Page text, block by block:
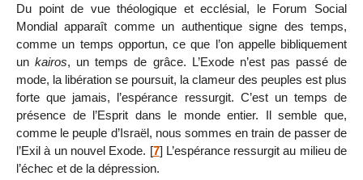
Du point de vue théologique et ecclésial, le Forum Social
Mondial apparaît comme un authentique signe des temps,
comme un temps opportun, ce que l’on appelle bibliquement
unkairos, un temps de grâce. L’Exode n’est pas passé de
mode, la libération se poursuit, la clameur des peuples est plus
forte que jamais, l’espérance ressurgit. C’est un temps de
présence de l’Esprit dans le monde entier. Il semble que,
comme le peuple d’Israël, nous sommes en train de passer de
l’Exil à un nouvel Exode. [7] L’espérance ressurgit au milieu de
l’échec et de la dépression.